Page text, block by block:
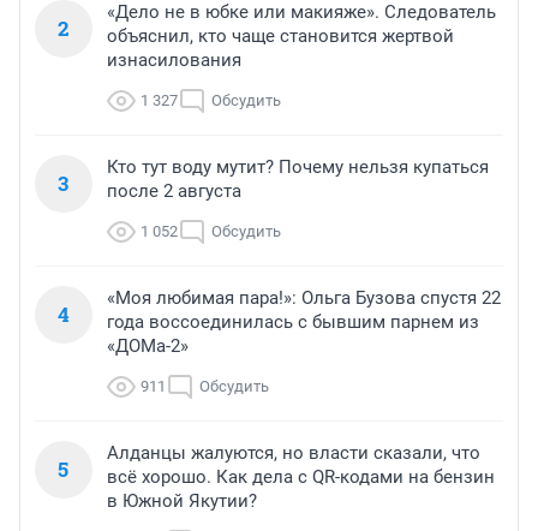
2
«Дело не в юбке или макияже». Следователь
объяснил, кто чаще становится жертвой
изнасилования
1 327 Обсудить
3
Кто тут воду мутит? Почему нельзя купаться
после 2 августа
1 052 Обсудить
4
«Моя любимая пара!»: Ольга Бузова спустя 22
года воссоединилась с бывшим парнем из
«ДОМа-2»
911 Обсудить
5
Алданцы жалуются, но власти сказали, что
всё хорошо. Как дела с QR-кодами на бензин
в Южной Якутии?